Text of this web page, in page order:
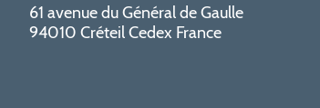
61 avenue du Général de Gaulle
94010 Créteil Cedex France